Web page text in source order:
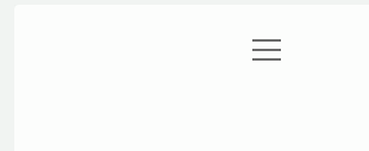
Gizlilik Politikası
menüyü
aç